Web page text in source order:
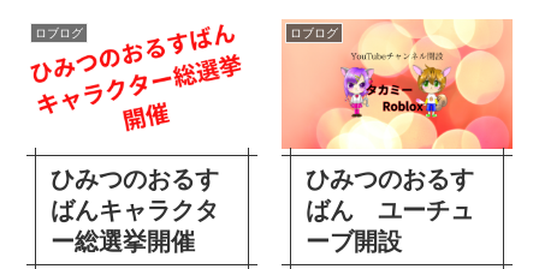
ロブログ
ひみつのおるす
ばんキャラクタ
ー総選挙開催
ロブログ
ひみつのおるす
ばん ユーチュ
ーブ開設